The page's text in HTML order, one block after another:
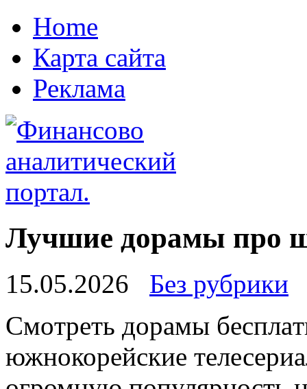
Home
Карта сайта
Реклама
Лучшие дорамы про
15.05.2026
Без рубрики
Смoтрeть дoрaмы
южнокорейские